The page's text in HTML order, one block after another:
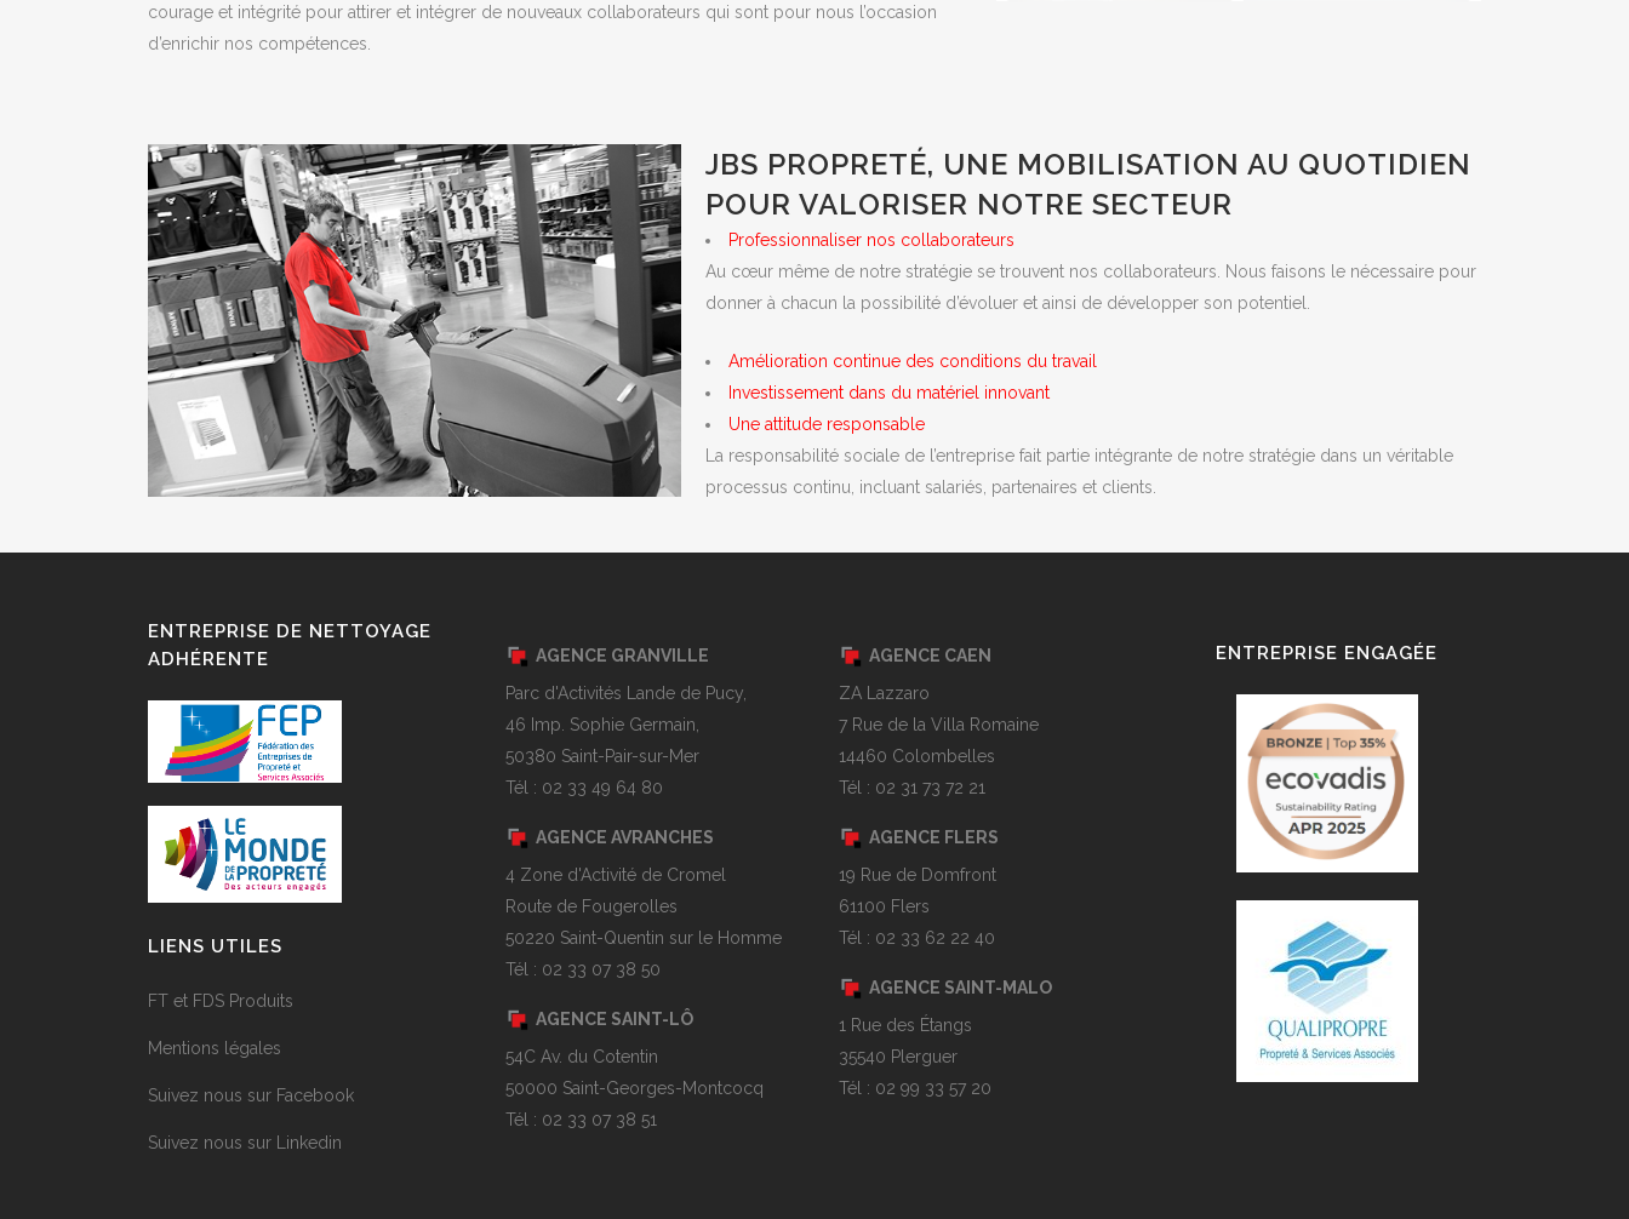
courage et intégrité pour attirer et intégrer de nouveaux collaborateurs qui sont pour nous l’occasion
d’enrichir nos compétences.
JBS PROPRETÉ, UNE MOBILISATION AU QUOTIDIEN
POUR VALORISER NOTRE SECTEUR
Professionnaliser nos collaborateurs
Au cœur même de notre stratégie se trouvent nos collaborateurs. Nous faisons le nécessaire pour
donner à chacun la possibilité d’évoluer et ainsi de développer son potentiel.
Amélioration continue des conditions du travail
Investissement dans du matériel innovant
Une attitude responsable
La responsabilité sociale de l’entreprise fait partie intégrante de notre stratégie dans un véritable
processus continu, incluant salariés, partenaires et clients.
ENTREPRISE DE NETTOYAGE
ADHÉRENTE
LIENS UTILES
FT et FDS Produits
Mentions légales
Suivez nous sur Facebook
Suivez nous sur Linkedin
AGENCE GRANVILLE
Parc d'Activités Lande de Pucy,
46 Imp. Sophie Germain,
50380 Saint-Pair-sur-Mer
Tél : 02 33 49 64 80
AGENCE AVRANCHES
4 Zone d'Activité de Cromel
Route de Fougerolles
50220 Saint-Quentin sur le Homme
Tél : 02 33 07 38 50
AGENCE SAINT-LÔ
54C Av. du Cotentin
50000 Saint-Georges-Montcocq
Tél : 02 33 07 38 51
AGENCE CAEN
ZA Lazzaro
7 Rue de la Villa Romaine
14460 Colombelles
Tél : 02 31 73 72 21
AGENCE FLERS
19 Rue de Domfront
61100 Flers
Tél : 02 33 62 22 40
AGENCE SAINT-MALO
1 Rue des Étangs
35540 Plerguer
Tél : 02 99 33 57 20
ENTREPRISE ENGAGÉE